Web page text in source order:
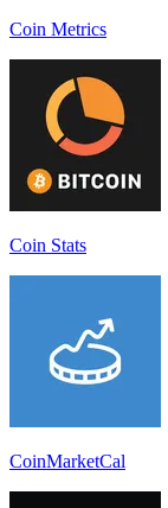
Coin Metrics
Coin Stats
CoinMarketCal